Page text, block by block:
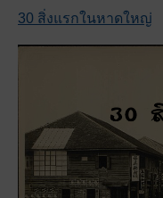
30 สิ่งแรกในหาดใหญ่